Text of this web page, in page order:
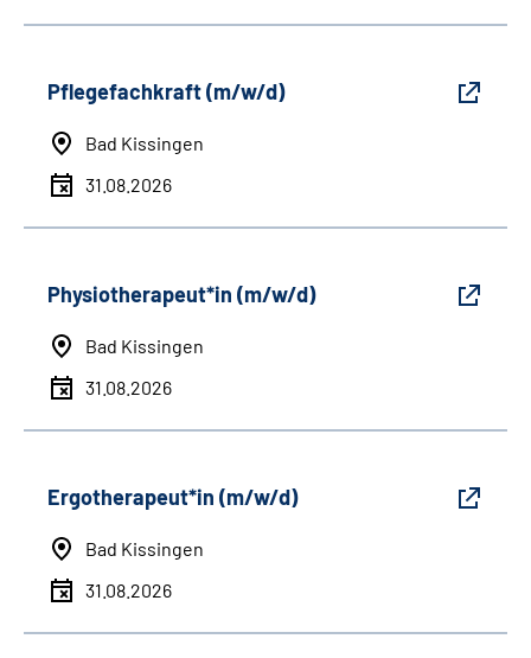
Pflegefachkraft (m/w/d)
Bad Kissingen
31.08.2026
Physiotherapeut*in (m/w/d)
Bad Kissingen
31.08.2026
Ergotherapeut*in (m/w/d)
Bad Kissingen
31.08.2026